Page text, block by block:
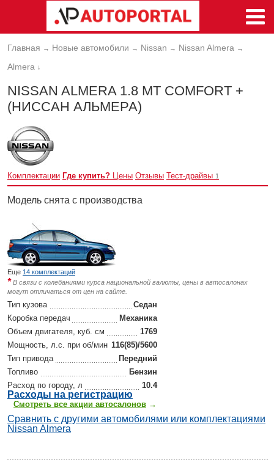
Главная → Новые автомобили → Nissan → Nissan Almera →
Almera ↓
NISSAN ALMERA 1.8 MT COMFORT +
(НИССАН АЛЬМЕРА)
Комплектации Где купить? Цены Отзывы Тест-драйвы 1
Модель снята с производства
Еще 14 комплектаций
*В связи с колебаниями курса национальной валюты, цены в автосалонах
могут отличаться от цен на сайте.
Тип кузова
Седан
Коробка передач
Механика
Объем двигателя, куб. см
1769
Мощность, л.с. при об/мин 116(85)/5600
Тип привода
Передний
Топливо
Бензин
Расход по городу, л
10.4
Расходы на регистрацию
Смотреть все акции автосалонов →
Сравнить с другими автомобилями или комплектациями
Nissan Almera